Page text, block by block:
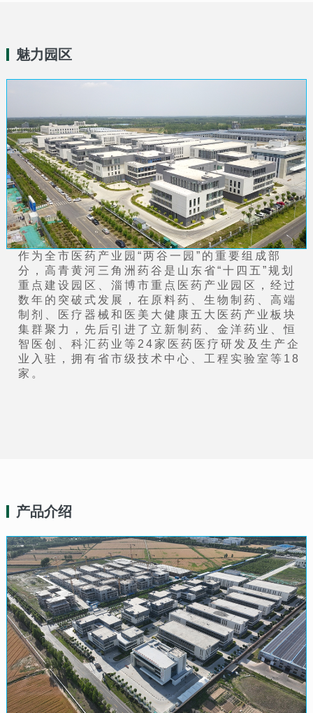
魅力园区
作为全市医药产业园“两谷一园”的重要组成部
分，高青黄河三角洲药谷是山东省“十四五”规划
重点建设园区、淄博市重点医药产业园区，经过
数年的突破式发展，在原料药、生物制药、高端
制剂、医疗器械和医美大健康五大医药产业板块
集群聚力，先后引进了立新制药、金洋药业、恒
智医创、科汇药业等24家医药医疗研发及生产企
业入驻，拥有省市级技术中心、工程实验室等18
家。
产品介绍